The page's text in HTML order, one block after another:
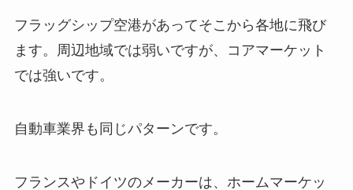
フラッグシップ空港があってそこから各地に飛び
ます。周辺地域では弱いですが、コアマーケット
では強いです。
自動車業界も同じパターンです。
フランスやドイツのメーカーは、ホームマーケッ